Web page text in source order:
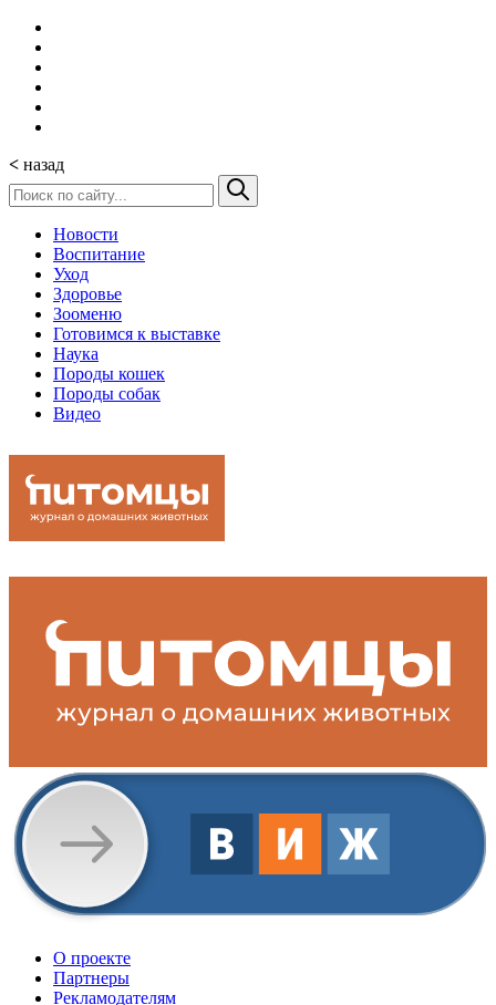
< назад
Новости
Воспитание
Уход
Здоровье
Зооменю
Готовимся к выставке
Наука
Породы кошек
Породы собак
Видео
О проекте
Партнеры
Рекламодателям